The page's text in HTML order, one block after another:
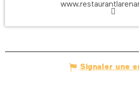
Signaler une